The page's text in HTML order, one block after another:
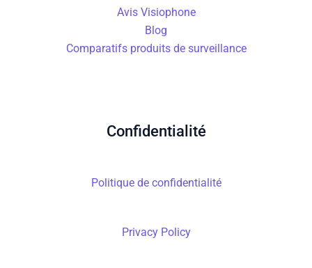
Avis Visiophone
Blog
Comparatifs produits de surveillance
Confidentialité
Politique de confidentialité
Privacy Policy